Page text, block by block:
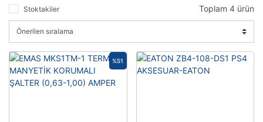
Stoktakiler Toplam 4 ürün
%51